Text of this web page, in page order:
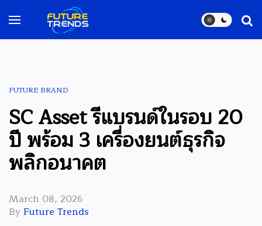
FUTURE BRAND
SC Asset รีแบรนด์ในรอบ 20
ปี พร้อม 3 เครื่องยนต์ธุรกิจ
พลิกอนาคต
March 08, 2026
By Future Trends